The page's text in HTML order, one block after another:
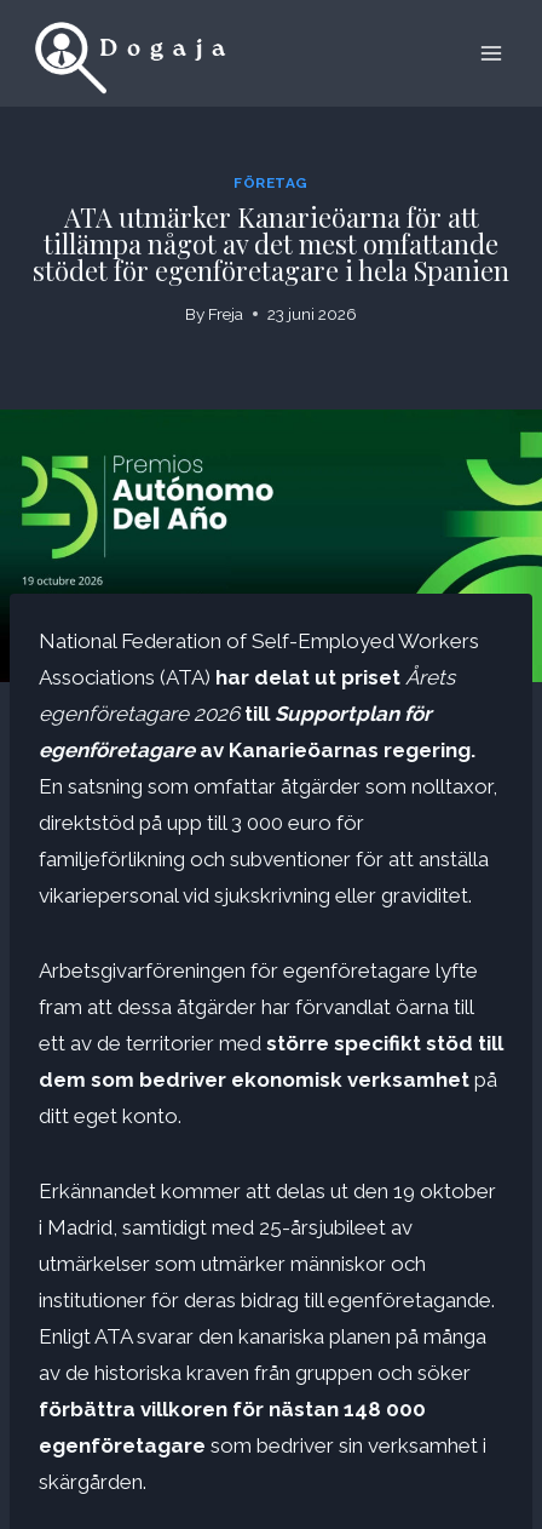
FÖRETAG
ATA utmärker Kanarieöarna för att
tillämpa något av det mest omfattande
stödet för egenföretagare i hela Spanien
By Freja 23 juni 2026
National Federation of Self-Employed Workers
Associations (ATA) har delat ut priset Årets
egenföretagare 2026 till Supportplan för
egenföretagareav Kanarieöarnas regering.
En satsning som omfattar åtgärder som nolltaxor,
direktstöd på upp till 3 000 euro för
familjeförlikning och subventioner för att anställa
vikariepersonal vid sjukskrivning eller graviditet.
Arbetsgivarföreningen för egenföretagare lyfte
fram att dessa åtgärder har förvandlat öarna till
ett av de territorier med större specifikt stöd till
dem som bedriver ekonomisk verksamhet på
ditt eget konto.
Erkännandet kommer att delas ut den 19 oktober
i Madrid, samtidigt med 25-årsjubileet av
utmärkelser som utmärker människor och
institutioner för deras bidrag till egenföretagande.
Enligt ATA svarar den kanariska planen på många
av de historiska kraven från gruppen och söker
förbättra villkoren för nästan 148 000
egenföretagare som bedriver sin verksamhet i
skärgården.